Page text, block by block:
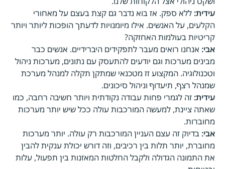
עידית: ללא ספק. אז בוא נדבר גם קצת בעצם על מאחורי
הקלעים, על האנשים. אילו מיומנויות לדעתך הופכות ליותר ויותר
קריטיות בעולמות האחזקה?
אבי: אנחנו רואים מעבר לתפקידים היברידיים. אנשים כבר
מבינים מערכות וגם יודעים להתעסק עם נתונים, מערכות ניהול
וטכנולוגיה. המקצוע זז מטכנאי שמתקן תקלה למנהל מערכת
שמנהל רצף, תיעדוף וניהול סיכונים.
עידית: זה לגמרי פחות עבודה נקודתית ויותר חשיבה רחבה, כמו
שאתה ציינת, למעשה המורכבות עולה ככל שיש יותר מערכות
מחוברות.
אבי: בדיוק זה עצם העניין המורכבות רק עולה. יותר מערכות
מחוברת, יותר תלות בין רכיבים, וזה דורש יכולת ענקית להבין
את התמונה הגדולה ולקבל החלטות המאזנות בין תפעול, עלות